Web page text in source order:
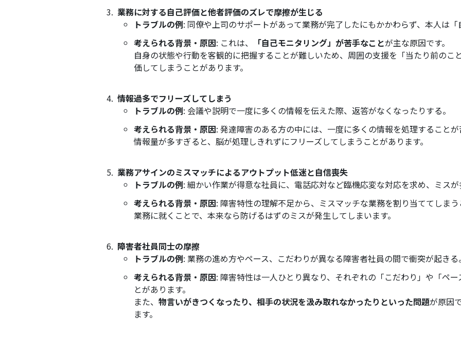
業務に対する自己評価と他者評価のズレで摩擦が生じる
トラブルの例: 同僚や上司のサポートがあって業務が完了したにもかかわらず、本人は
考えられる背景・原因: これは、 「自己モニタリング」が苦手なことが主な原因です。
自身の状態や行動を客観的に把握することが難しいため、周囲の支援を「当たり前のこ
価してしまうことがあります。
情報過多でフリーズしてしまう
トラブルの例: 会議や説明で一度に多くの情報を伝えた際、返答がなくなったりする。
考えられる背景・原因: 発達障害のある方の中には、一度に多くの情報を処理すること
情報量が多すぎると、脳が処理しきれずにフリーズしてしまうことがあります。
業務アサインのミスマッチによるアウトプット低迷と自信喪失
トラブルの例: 細かい作業が得意な社員に、電話応対など臨機応変な対応を求め、ミス
考えられる背景・原因: 障害特性の理解不足から、ミスマッチな業務を割り当ててしま
業務に就くことで、本来なら防げるはずのミスが発生してしまいます。
障害者社員同士の摩擦
トラブルの例: 業務の進め方やペース、こだわりが異なる障害者社員の間で衝突が起きる
考えられる背景・原因: 障害特性は一人ひとり異なり、それぞれの「こだわり」や「ペ
とがあります。
また、 物言いがきつくなったり、相手の状況を汲み取れなかったりといった問題が原因
ます。